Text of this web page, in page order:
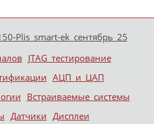
JTAG тестирование
АЦП и ЦАП
Встраиваемые системы
Датчики Дисплеи